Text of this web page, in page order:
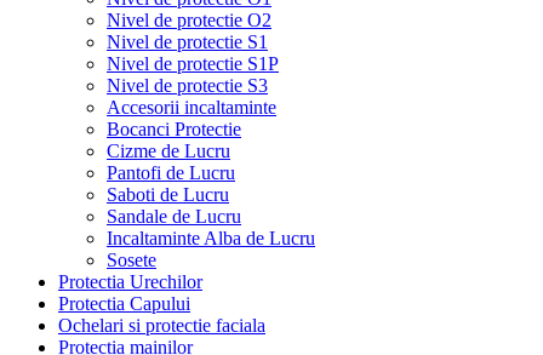
Nivel de protectie O2
Nivel de protectie S1
Nivel de protectie S1P
Nivel de protectie S3
Accesorii incaltaminte
Bocanci Protectie
Cizme de Lucru
Pantofi de Lucru
Saboti de Lucru
Sandale de Lucru
Incaltaminte Alba de Lucru
Sosete
Protectia Urechilor
Protectia Capului
Ochelari si protectie faciala
Protectia mainilor